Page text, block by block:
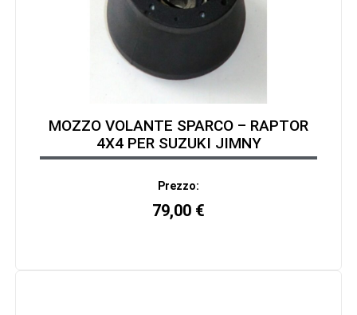
MOZZO VOLANTE SPARCO – RAPTOR
4X4 PER SUZUKI JIMNY
Prezzo:
79,00 €